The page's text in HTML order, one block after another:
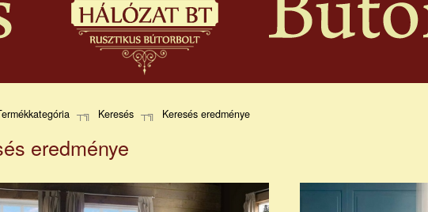
Keresés Keresés eredménye
eredménye